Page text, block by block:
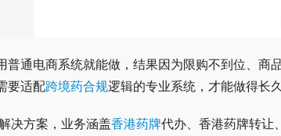
普通电商系统就能做，结果因为限购不到位、商
要适配跨境药合规逻辑的专业系统，才能做得长久
决方案，业务涵盖香港药牌代办、香港药牌转让